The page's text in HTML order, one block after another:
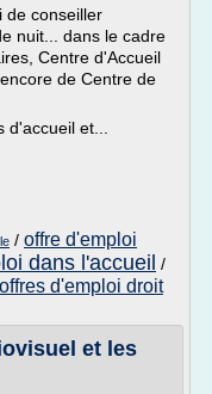
de conseiller
nuit... dans le cadre
Centre d'Accueil
de Centre de
et...
/ offre d'emploi
dans l'accueil /
offres d'emploi droit
et les